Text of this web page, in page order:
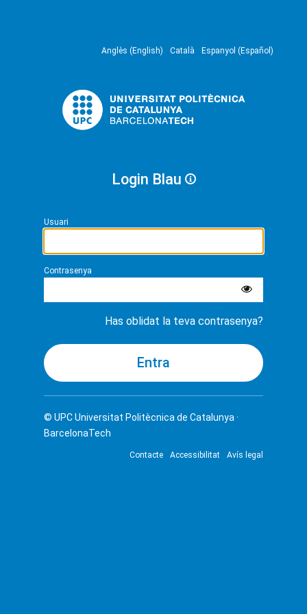
Anglès (English) Català Espanyol (Español)
Login Blau
Usuari
Contrasenya
Has oblidat la teva contrasenya?
© UPCUniversitat Politècnica de Catalunya ·
BarcelonaTech
Contacte Accessibilitat Avís legal